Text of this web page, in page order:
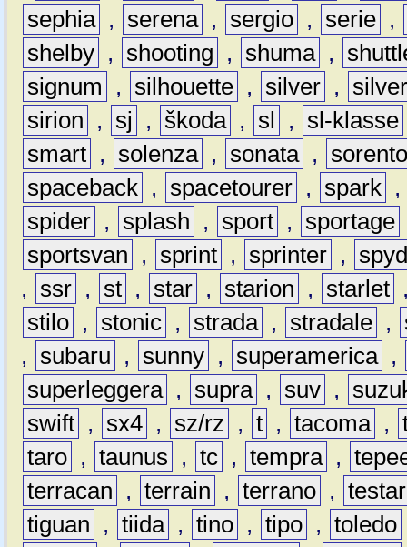
sephia , serena , sergio , serie ,
shelby , shooting , shuma ,
signum
, silhouette , silver ,
sirion
, sj , škoda , sl , sl-klasse
smart , solenza , sonata ,
spaceback , spacetourer , spark ,
spider , splash , sport , sportage
sportsvan
, sprint , sprinter ,
,
ssr , st , star , starion , starlet
stilo , stonic , strada , stradale ,
,
subaru , sunny , superamerica ,
superleggera , supra , suv ,
swift , sx4 , sz/rz , t , tacoma ,
taro , taunus , tc , tempra ,
terracan
, terrain , terrano ,
tiguan
, tiida , tino , tipo , toledo